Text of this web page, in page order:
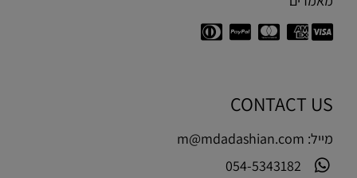
CONTACT US
מייל: m@mdadashian.com
054-5343182